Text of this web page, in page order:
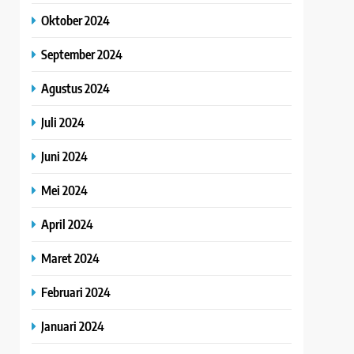
Oktober 2024
September 2024
Agustus 2024
Juli 2024
Juni 2024
Mei 2024
April 2024
Maret 2024
Februari 2024
Januari 2024